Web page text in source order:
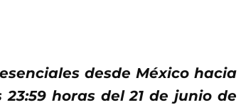
desde México hacia
horas del 21 de junio de